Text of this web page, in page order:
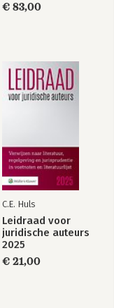
€ 83,00
C.E. Huls
Leidraad voor
juridische auteurs
2025
€ 21,00